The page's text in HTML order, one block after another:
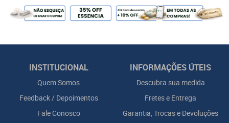
INSTITUCIONAL
Quem Somos
Feedback / Depoimentos
Fale Conosco
INFORMAÇÕES ÚTEIS
Descubra sua medida
Fretes e Entrega
Garantia, Trocas e Devoluções